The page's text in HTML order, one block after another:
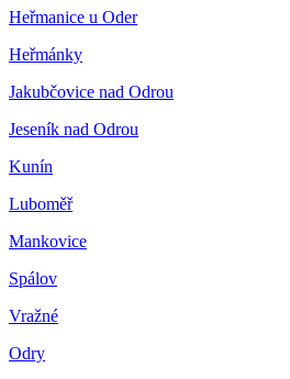
Heřmanice u Oder
Heřmánky
Jakubčovice nad Odrou
Jeseník nad Odrou
Kunín
Luboměř
Mankovice
Spálov
Vražné
Odry